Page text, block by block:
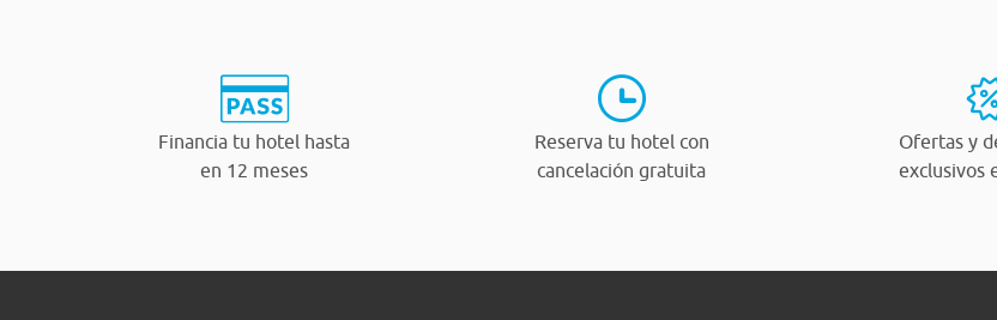
Financia tu hotel hasta
en 12 meses
Reserva tu hotel con
cancelación gratuita
Ofertas y
exclusivos